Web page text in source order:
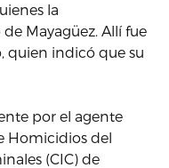
la
Mayagüez. Allí fue
quien indicó que su
por el agente
Homicidios del
(CIC) de